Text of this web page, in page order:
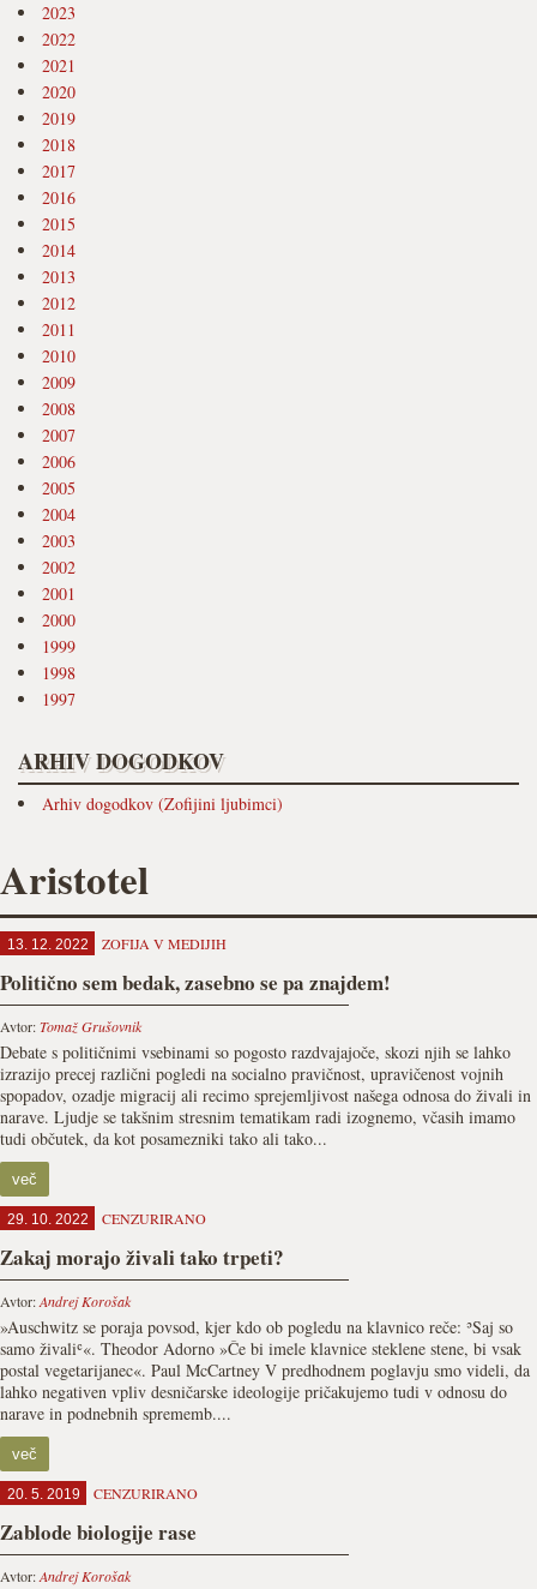
2023
2022
2021
2020
2019
2018
2017
2016
2015
2014
2013
2012
2011
2010
2009
2008
2007
2006
2005
2004
2003
2002
2001
2000
1999
1998
1997
ARHIV DOGODKOV
Arhiv dogodkov (Zofijini ljubimci)
Aristotel
13. 12. 2022 ZOFIJA V MEDIJIH
Politično sem bedak, zasebno se pa znajdem!
Avtor:Tomaž Grušovnik
Debate s političnimi vsebinami so pogosto razdvajajoče, skozi njih se lahko
izrazijo precej različni pogledi na socialno pravičnost, upravičenost vojnih
spopadov, ozadje migracij ali recimo sprejemljivost našega odnosa do živali in
narave. Ljudje se takšnim stresnim tematikam radi izognemo, včasih imamo
tudi občutek, da kot posamezniki tako ali tako...
več
29. 10. 2022 CENZURIRANO
Zakaj morajo živali tako trpeti?
Avtor:Andrej Korošak
»Auschwitz se poraja povsod, kjer kdo ob pogledu na klavnico reče: ʾSaj so
samo živaliʿ«. Theodor Adorno »Če bi imele klavnice steklene stene, bi vsak
postal vegetarijanec«. Paul McCartney V predhodnem poglavju smo videli, da
lahko negativen vpliv desničarske ideologije pričakujemo tudi v odnosu do
narave in podnebnih sprememb....
več
20. 5. 2019 CENZURIRANO
Zablode biologije rase
Avtor:Andrej Korošak